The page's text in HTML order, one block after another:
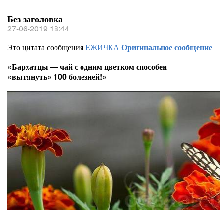
Без заголовка
27-06-2019 18:44
Это цитата сообщенияЕЖИЧКАОригинальное сообщение
«Бархатцы — чай с одним цветком способен
«вытянуть» 100 болезней!»